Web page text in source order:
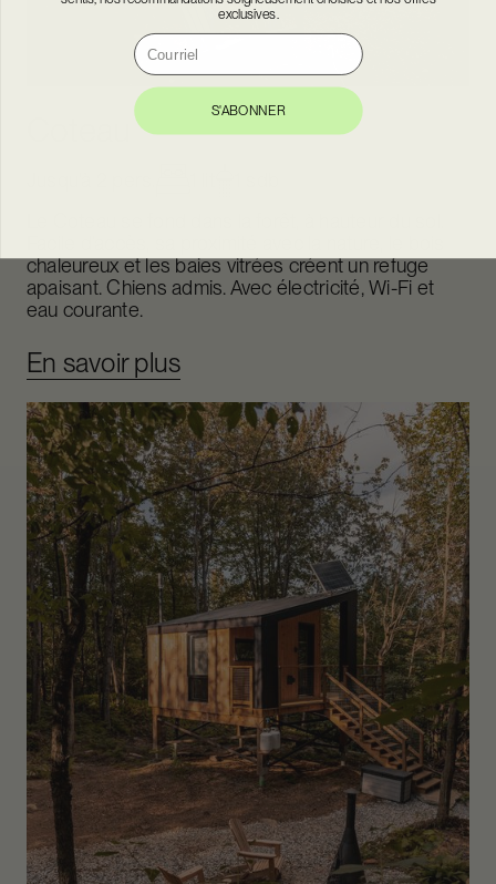
chaleureux et les baies vitrées créent un refuge
apaisant. Chiens admis. Avec électricité, Wi-Fi et
eau courante.
En savoir plus
exclusives.
Courriel
S'ABONNER